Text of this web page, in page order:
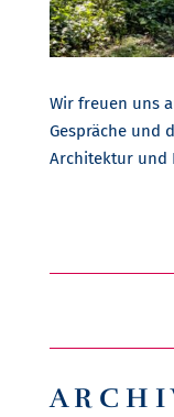
Wir freuen uns
Gespräche und
Architektur und
A R C H I